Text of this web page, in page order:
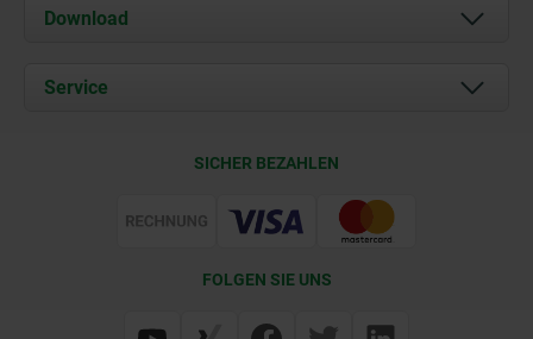
Über uns
Kontakt
Download
Dokumente
Service
SICHER BEZAHLEN
FOLGEN SIE UNS